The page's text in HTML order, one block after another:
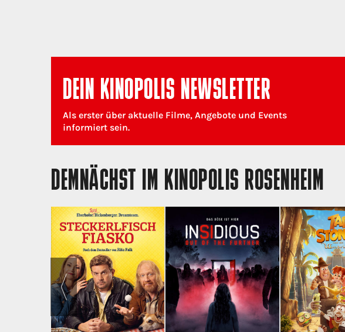
DEIN KINOPOLIS NEWSLETTER
Als erster über aktuelle Filme, Angebote und Events
informiert sein.
DEMNÄCHST IM KINOPOLIS ROSENHEIM